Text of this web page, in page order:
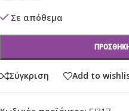
Σε απόθεμα
Σύγκριση Add to